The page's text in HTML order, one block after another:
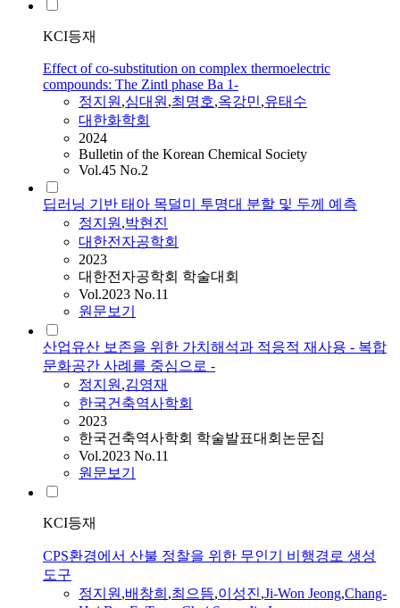
KCI등재
Effect of co‐substitution on complex thermoelectric
compounds: The Zintl phase Ba 1‐
정지원,심대원,최명호,옥강민,유태수
대한화학회
2024
Bulletin of the Korean Chemical Society
Vol.45 No.2
딥러닝 기반 태아 목덜미 투명대 분할 및 두께 예측
정지원,박현진
대한전자공학회
2023
대한전자공학회 학술대회
Vol.2023 No.11
원문보기
산업유산 보존을 위한 가치해석과 적응적 재사용 - 복합
문화공간 사례를 중심으로 -
정지원,김영재
한국건축역사학회
2023
한국건축역사학회 학술발표대회논문집
Vol.2023 No.11
원문보기
KCI등재
CPS환경에서 산불 정찰을 위한 무인기 비행경로 생성
도구
정지원,배창희 ,최으뜸,이성진,Ji-Won Jeong,Chang-